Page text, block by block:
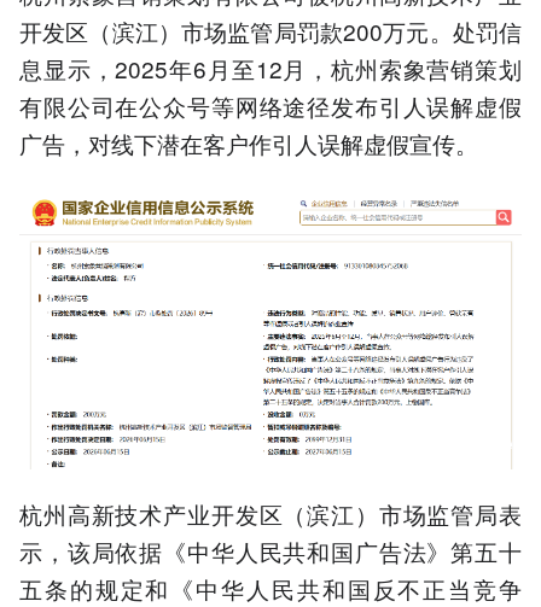
开发区（滨江）市场监管局罚款200万元。处罚信
息显示，2025年6月至12月，杭州索象营销策划
有限公司在公众号等网络途径发布引人误解虚假
广告，对线下潜在客户作引人误解虚假宣传。
杭州高新技术产业开发区（滨江）市场监管局表
示，该局依据《中华人民共和国广告法》第五十
五条的规定和《中华人民共和国反不正当竞争